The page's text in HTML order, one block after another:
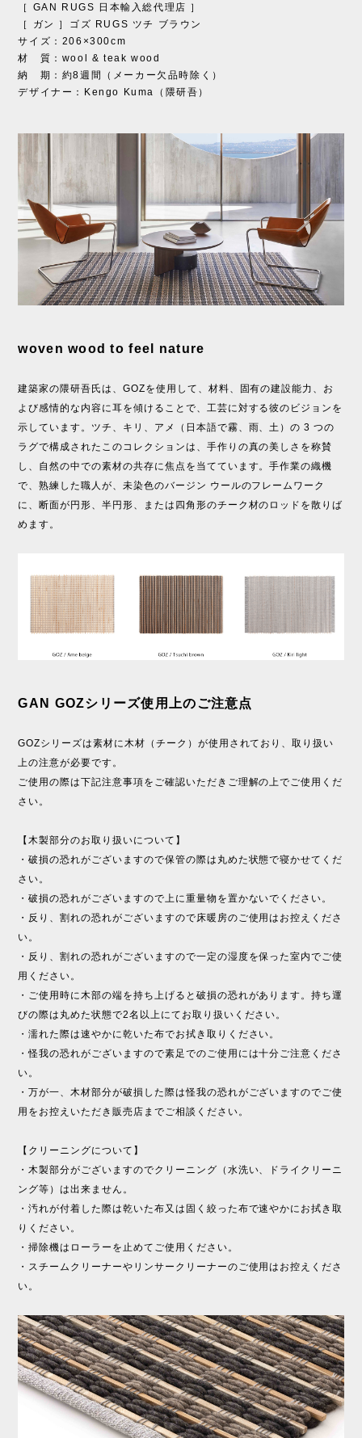
［ GAN RUGS 日本輸入総代理店 ］
［ ガン ］ゴズ RUGS ツチ ブラウン
サイズ：206×300cm
材 質：wool & teak wood
納 期：約8週間（メーカー欠品時除く）
デザイナー：Kengo Kuma（隈研吾）
woven wood to feel nature
建築家の隈研吾氏は、GOZを使用して、材料、固有の建設能力、お
よび感情的な内容に耳を傾けることで、工芸に対する彼のビジョンを
示しています。ツチ、キリ、アメ（日本語で霧、雨、土）の 3 つの
ラグで構成されたこのコレクションは、手作りの真の美しさを称賛
し、自然の中での素材の共存に焦点を当てています。手作業の織機
で、熟練した職人が、未染色のバージン ウールのフレームワーク
に、断面が円形、半円形、または四角形のチーク材のロッドを散りば
めます。
GAN GOZシリーズ使用上のご注意点
GOZシリーズは素材に木材（チーク）が使用されており、取り扱い
上の注意が必要です。
ご使用の際は下記注意事項をご確認いただきご理解の上でご使用くだ
さい。
【木製部分のお取り扱いについて】
・破損の恐れがございますので保管の際は丸めた状態で寝かせてくだ
さい。
・破損の恐れがございますので上に重量物を置かないでください。
・反り、割れの恐れがございますので床暖房のご使用はお控えくださ
い。
・反り、割れの恐れがございますので一定の湿度を保った室内でご使
用ください。
・ご使用時に木部の端を持ち上げると破損の恐れがあります。持ち運
びの際は丸めた状態で2名以上にてお取り扱いください。
・濡れた際は速やかに乾いた布でお拭き取りください。
・怪我の恐れがございますので素足でのご使用には十分ご注意くださ
い。
・万が一、木材部分が破損した際は怪我の恐れがございますのでご使
用をお控えいただき販売店までご相談ください。
【クリーニングについて】
・木製部分がございますのでクリーニング（水洗い、ドライクリーニ
ング等）は出来ません。
・汚れが付着した際は乾いた布又は固く絞った布で速やかにお拭き取
りください。
・掃除機はローラーを止めてご使用ください。
・スチームクリーナーやリンサークリーナーのご使用はお控えくださ
い。